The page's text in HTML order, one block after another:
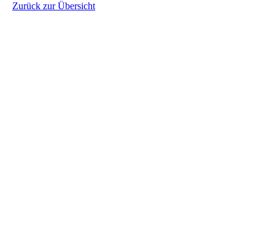
Zurück zur Übersicht